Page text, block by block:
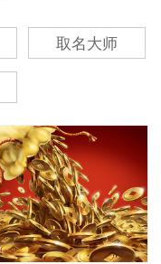
取名大师